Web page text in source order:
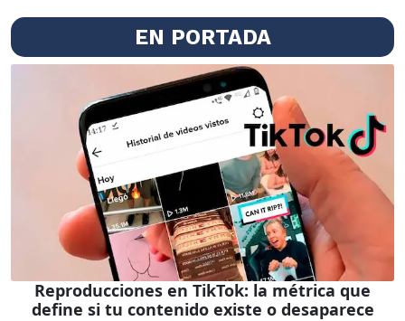
EN PORTADA
Reproducciones en TikTok: la métrica que
define si tu contenido existe o desaparece